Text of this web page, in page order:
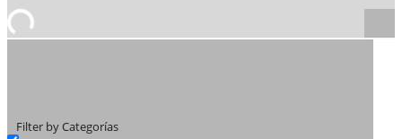
Filter by Categorías